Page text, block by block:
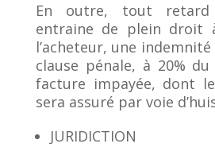
En outre, tout retard
entraine de plein droit
l’acheteur, une
clause pénale, à 20%
facture impayée, dont
sera assuré par voie
JURIDICTION